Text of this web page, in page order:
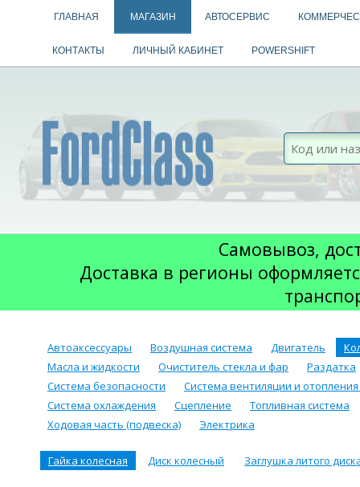
ГЛАВНАЯ МАГАЗИН АВТОСЕРВИС
КОНТАКТЫ ЛИЧНЫЙ КАБИНЕТ POWERSHIFT
Самовывоз,
Доставка в регионы
Автоаксессуары Воздушная система Двигатель
Масла и жидкости
Очиститель стекла и фар
Раздатка
Система безопасности
Система вентиляции и
Система охлаждения
Сцепление
Топливная система
Ходовая часть (подвеска)
Электрика
Гайка колесная Диск колесный Заглушка литого